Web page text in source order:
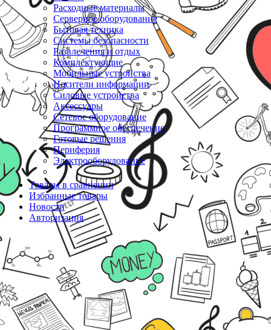
Расходные материалы
Серверное оборудование
Бытовая техника
Системы безопасности
Развлечения и отдых
Комплектующие
Мобильные устройства
Носители информации
Силовые устройства
Аксессуары
Сетевое оборудование
Программное обеспечение
Готовые решения
Периферия
Электрооборудование
Товары в сравнении
Избранные товары
Новости
Авторизация